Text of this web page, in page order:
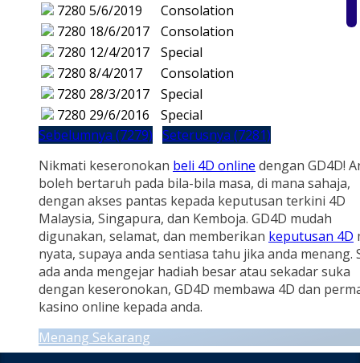
7280 5/6/2019
Consolation
7280 18/6/2017
Consolation
7280 12/4/2017
Special
7280 8/4/2017
Consolation
7280 28/3/2017
Special
7280 29/6/2016
Special
Sebelumnya (7279) Seterusnya (7281)
Nikmati keseronokan beli 4D online dengan GD4D!
boleh bertaruh pada bila-bila masa, di mana sahaja,
dengan akses pantas kepada keputusan terkini 4D
Malaysia, Singapura, dan Kemboja. GD4D mudah
digunakan, selamat, dan memberikan keputusan 4D
nyata, supaya anda sentiasa tahu jika anda menang.
ada anda mengejar hadiah besar atau sekadar suka
dengan keseronokan, GD4D membawa 4D dan
kasino online kepada anda.
Menang Sekarang